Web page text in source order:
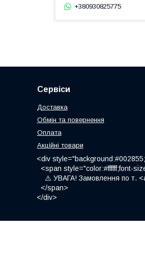
+380930825775
Сервіси
Доставка
Обмін та повернення
Оплата
Акційні товари
<div
<span style="color:#ffffff;font-
⚠️ УВАГА! Замовлення по т.
</span>
</div>